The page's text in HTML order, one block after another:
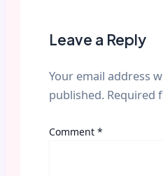
Leave a Reply
Your email address
published. Required
Comment *